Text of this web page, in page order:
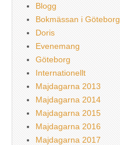
Blogg
Bokmässan i Göteborg
Doris
Evenemang
Göteborg
Internationellt
Majdagarna 2013
Majdagarna 2014
Majdagarna 2015
Majdagarna 2016
Majdagarna 2017